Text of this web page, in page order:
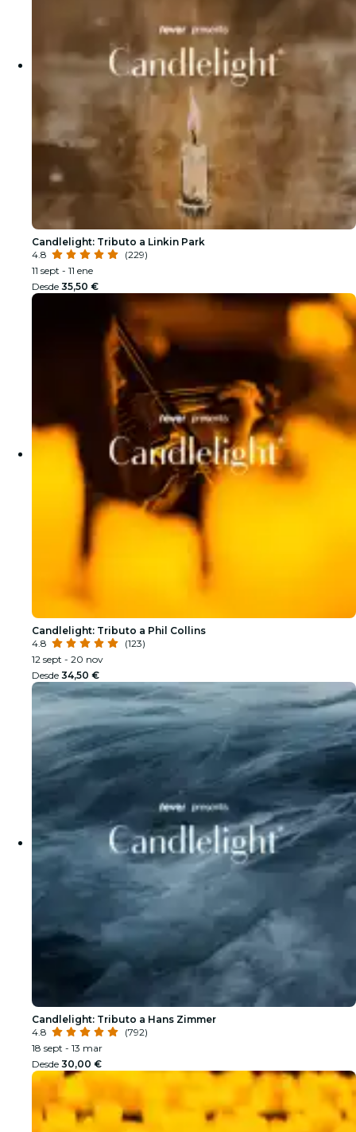
Candlelight: Tributo a Linkin Park
4.8
(229)
11 sept - 11 ene
Desde 35,50 €
Candlelight: Tributo a Phil Collins
4.8
(123)
12 sept - 20 nov
Desde 34,50 €
Candlelight: Tributo a Hans Zimmer
4.8
(792)
18 sept - 13 mar
Desde 30,00 €